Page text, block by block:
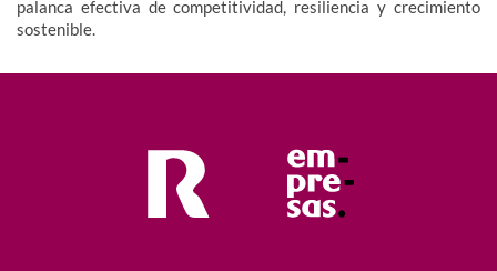
palanca efectiva de competitividad, resiliencia y crecimiento
sostenible.